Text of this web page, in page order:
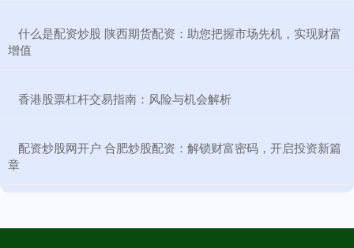
​什么是配资炒股 陕西期货配资：助您把握市场先机，实现财富
增值
​香港股票杠杆交易指南：风险与机会解析
​配资炒股网开户 合肥炒股配资：解锁财富密码，开启投资新篇
章